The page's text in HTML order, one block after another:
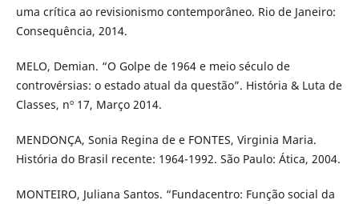
uma crítica ao revisionismo contemporâneo. Rio de Janeiro:
Consequência, 2014.
MELO, Demian. “O Golpe de 1964 e meio século de
controvérsias: o estado atual da questão”. História & Luta de
Classes, nº 17, Março 2014.
MENDONÇA, Sonia Regina de e FONTES, Virginia Maria.
História do Brasil recente: 1964-1992. São Paulo: Ática, 2004.
MONTEIRO, Juliana Santos. “Fundacentro: Função social da